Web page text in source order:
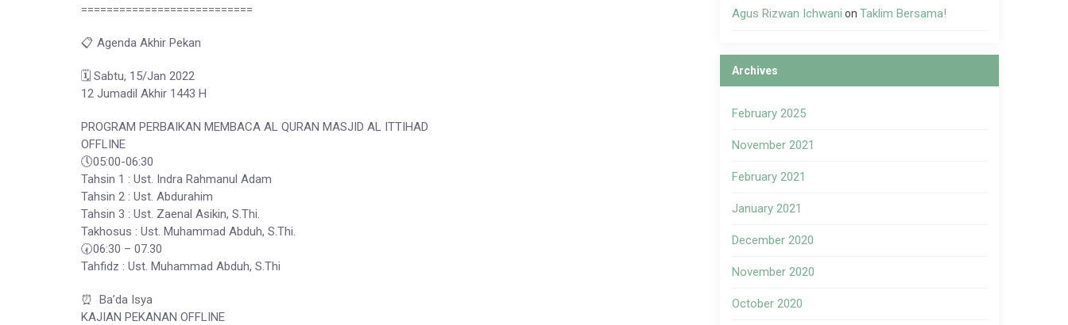
===========================
📋 Agenda Akhir Pekan
🗓 Sabtu, 15/Jan 2022
12 Jumadil Akhir 1443 H
PROGRAM PERBAIKAN MEMBACA AL QURAN MASJID AL ITTIHAD
OFFLINE
🕔05:00-06:30
Tahsin 1 : Ust. Indra Rahmanul Adam
Tahsin 2 : Ust. Abdurahim
Tahsin 3 : Ust. Zaenal Asikin, S.Thi.
Takhosus : Ust. Muhammad Abduh, S.Thi.
🕢06:30 – 07.30
Tahfidz : Ust. Muhammad Abduh, S.Thi
⏰ Ba’da Isya
KAJIAN PEKANAN OFFLINE
Agus Rizwan Ichwani on Taklim Bersama!
Archives
February 2025
November 2021
February 2021
January 2021
December 2020
November 2020
October 2020